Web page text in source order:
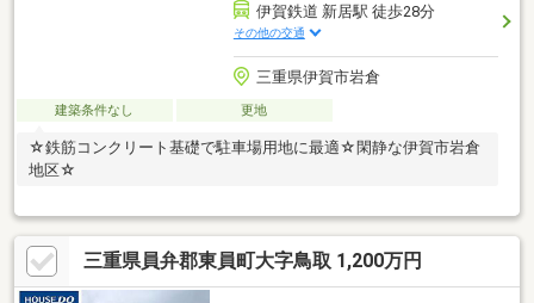
伊賀鉄道 新居駅 徒歩28分
その他の交通
三重県伊賀市岩倉
建築条件なし 更地
☆鉄筋コンクリート基礎で駐車場用地に最適☆閑静な伊賀市岩倉
地区☆
三重県員弁郡東員町大字鳥取 1,200万円